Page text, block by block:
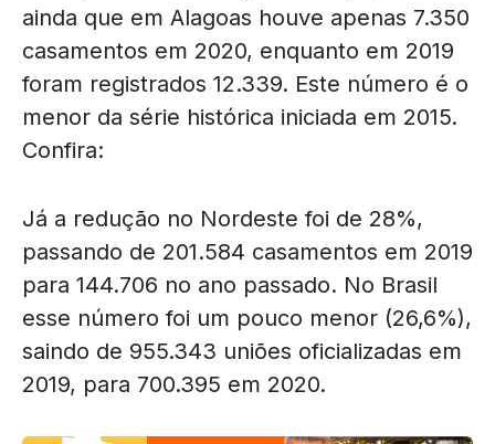
ainda que em Alagoas houve apenas 7.350
casamentos em 2020, enquanto em 2019
foram registrados 12.339. Este número é o
menor da série histórica iniciada em 2015.
Confira:
Já a redução no Nordeste foi de 28%,
passando de 201.584 casamentos em 2019
para 144.706 no ano passado. No Brasil
esse número foi um pouco menor (26,6%),
saindo de 955.343 uniões oficializadas em
2019, para 700.395 em 2020.